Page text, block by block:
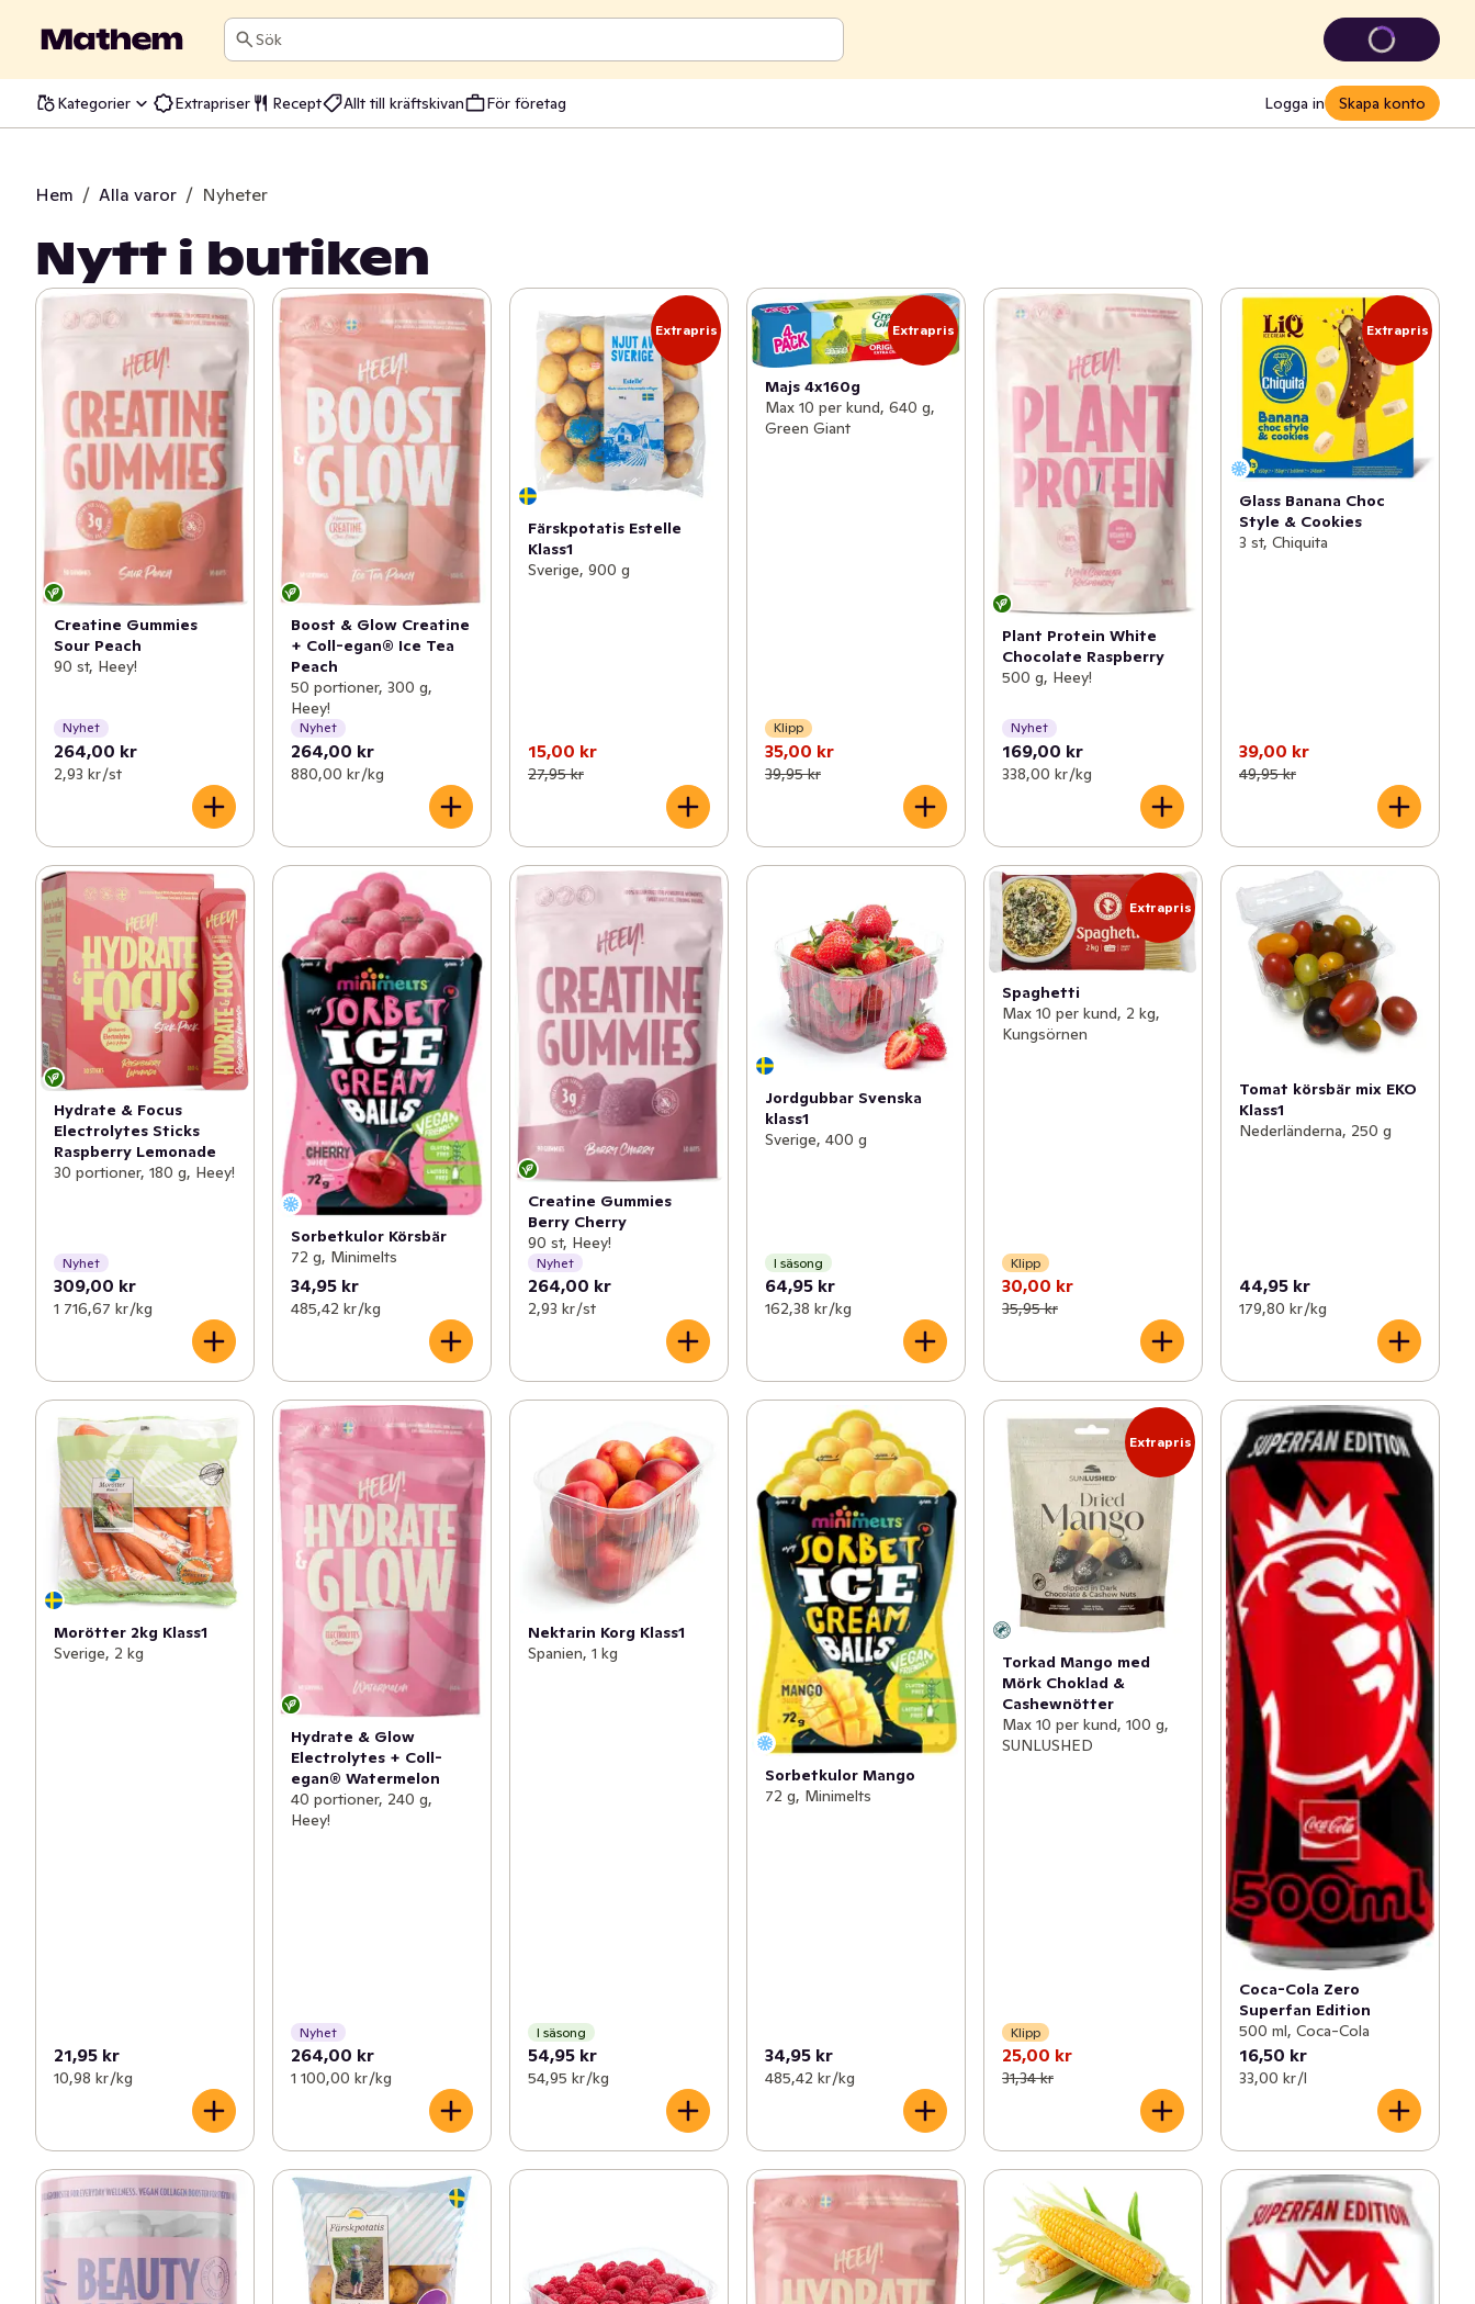
Sök
Kategorier Extrapriser Recept Allt till kräftskivan För företag Logga in Skapa konto
Hem / Alla varor / Nyheter
Nytt i butiken
Creatine Gummies
Sour Peach
90 st, Heey!
Nyhet
264,00 kr
2,93 kr /st
Boost & Glow Creatine
+ Coll-egan® Ice Tea
Peach
50 portioner, 300 g,
Heey!
Nyhet
264,00 kr
880,00 kr /kg
Extrapris
Färskpotatis Estelle
Klass1
Sverige, 900 g
15,00 kr
27,95 kr
Extrapris
Majs 4x160g
Max 10 per kund, 640 g,
Green Giant
Klipp
35,00 kr
39,95 kr
Plant Protein White
Chocolate Raspberry
500 g, Heey!
Nyhet
169,00 kr
338,00 kr /kg
Extrapris
Glass Banana Choc
Style & Cookies
3 st, Chiquita
39,00 kr
49,95 kr
Hydrate & Focus
Electrolytes Sticks
Raspberry Lemonade
30 portioner, 180 g, Heey!
Nyhet
309,00 kr
1 716,67 kr /kg
Sorbetkulor Körsbär
72 g, Minimelts
34,95 kr
485,42 kr /kg
Creatine Gummies
Berry Cherry
90 st, Heey!
Nyhet
264,00 kr
2,93 kr /st
Jordgubbar Svenska
klass1
Sverige, 400 g
I säsong
64,95 kr
162,38 kr /kg
Extrapris
Spaghetti
Max 10 per kund, 2 kg,
Kungsörnen
Klipp
30,00 kr
35,95 kr
Tomat körsbär mix EKO
Klass1
Nederländerna, 250 g
44,95 kr
179,80 kr /kg
Morötter 2kg Klass1
Sverige, 2 kg
21,95 kr
10,98 kr /kg
Hydrate & Glow
Electrolytes + Coll-
egan® Watermelon
40 portioner, 240 g,
Heey!
Nyhet
264,00 kr
1 100,00 kr /kg
Nektarin Korg Klass1
Spanien, 1 kg
I säsong
54,95 kr
54,95 kr /kg
Sorbetkulor Mango
72 g, Minimelts
34,95 kr
485,42 kr /kg
Extrapris
Torkad Mango med
Mörk Choklad &
Cashewnötter
Max 10 per kund, 100 g,
SUNLUSHED
Klipp
25,00 kr
31,34 kr
Coca-Cola Zero
Superfan Edition
500 ml, Coca-Cola
16,50 kr
33,00 kr /l